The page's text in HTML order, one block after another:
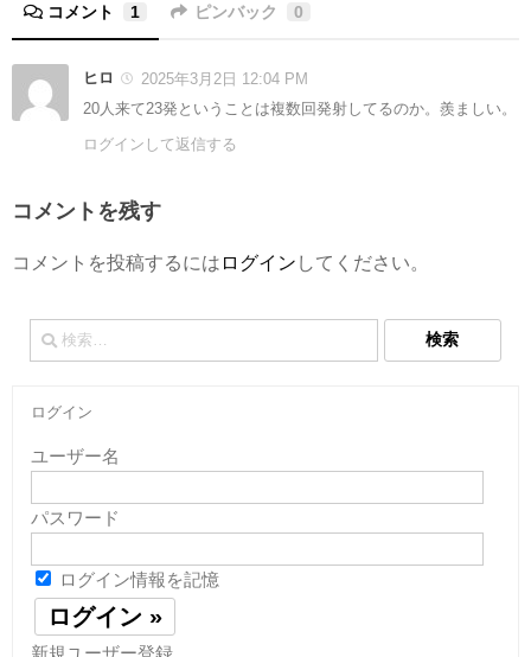
コメント 1 ピンバック 0
ヒロ
2025年3月2日 12:04 PM
20人来て23発ということは複数回発射してるのか。羨ましい。
ログインして返信する
コメントを残す
コメントを投稿するには ログイン してください。
検
索:
ログイン
ユーザー名
パスワード
ログイン情報を記憶
新規ユーザー登録